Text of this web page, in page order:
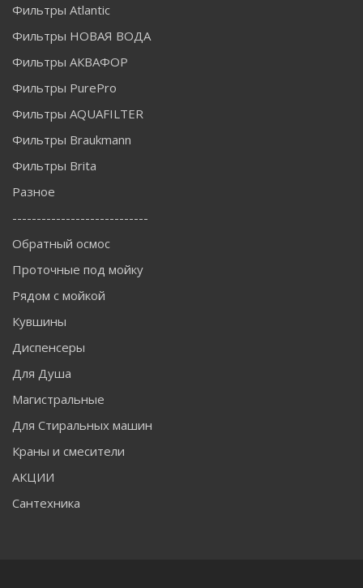
Фильтры Atlantic
Фильтры НОВАЯ ВОДА
Фильтры АКВАФОР
Фильтры PurePro
Фильтры AQUAFILTER
Фильтры Braukmann
Фильтры Brita
Разное
----------------------------
Обратный осмос
Проточные под мойку
Рядом с мойкой
Кувшины
Диспенсеры
Для Душа
Магистральные
Для Стиральных машин
Краны и смесители
АКЦИИ
Сантехника